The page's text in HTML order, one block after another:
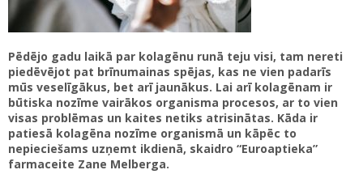
Pēdējo gadu laikā par kolagēnu runā teju visi, tam nereti
piedēvējot pat brīnumainas spējas, kas ne vien padarīs
mūs veselīgākus, bet arī jaunākus. Lai arī kolagēnam ir
būtiska nozīme vairākos organisma procesos, ar to vien
visas problēmas un kaites netiks atrisinātas. Kāda ir
patiesā kolagēna nozīme organismā un kāpēc to
nepieciešams uzņemt ikdienā, skaidro “Euroaptieka”
farmaceite Zane Melberga.